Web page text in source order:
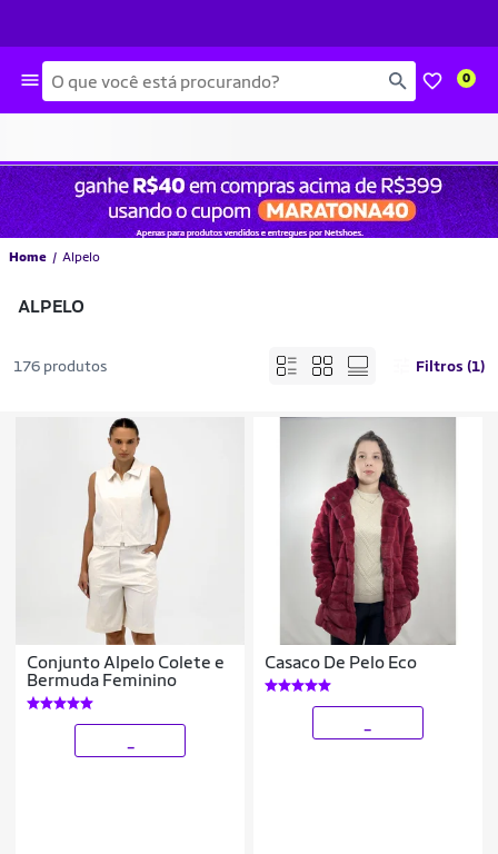
Busca 0
Home Alpelo
ALPELO
176 produtos Filtros (1)
Conjunto Alpelo Colete e
Bermuda Feminino
Casaco De Pelo Eco